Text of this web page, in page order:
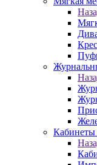
Кабинеты